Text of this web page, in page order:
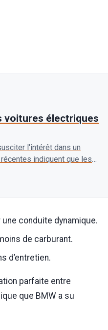
voitures électriques
l'intérêt dans un
indiquent que les
conduite dynamique.
de carburant.
d’entretien.
parfaite entre
que BMW a su